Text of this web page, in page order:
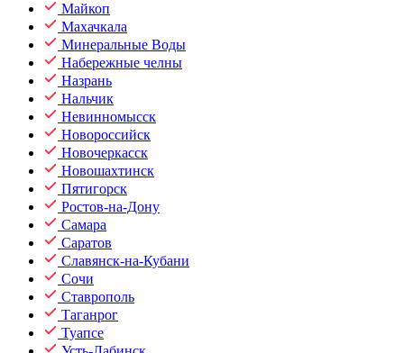
Майкоп
Махачкала
Минеральные Воды
Набережные челны
Назрань
Нальчик
Невинномысск
Новороссийск
Новочеркасск
Новошахтинск
Пятигорск
Ростов-на-Дону
Самара
Саратов
Славянск-на-Кубани
Сочи
Ставрополь
Таганрог
Туапсе